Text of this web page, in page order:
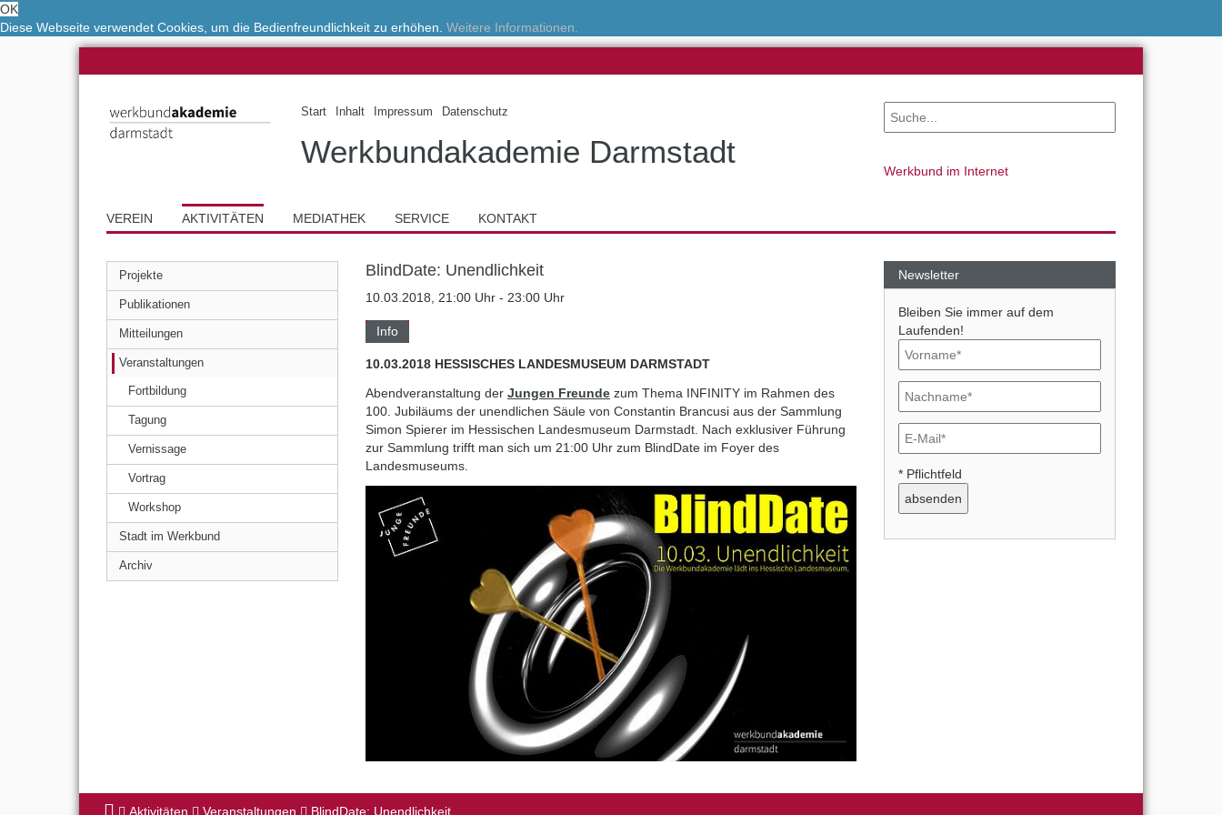
OK
Diese Webseite verwendet Cookies, um die Bedienfreundlichkeit zu erhöhen. Weitere Informationen.
Start Inhalt Impressum Datenschutz
Werkbundakademie Darmstadt
Werkbund im Internet
VEREIN AKTIVITÄTEN MEDIATHEK SERVICE KONTAKT
Projekte
Publikationen
Mitteilungen
Veranstaltungen
Fortbildung
Tagung
Vernissage
Vortrag
Workshop
Stadt im Werkbund
Archiv
BlindDate: Unendlichkeit
10.03.2018, 21:00 Uhr - 23:00 Uhr
Info
10.03.2018 HESSISCHES LANDESMUSEUM DARMSTADT
Abendveranstaltung der Jungen Freunde zum Thema INFINITY im Rahmen des
100. Jubiläums der unendlichen Säule von Constantin Brancusi aus der Sammlung
Simon Spierer im Hessischen Landesmuseum Darmstadt. Nach exklusiver Führung
zur Sammlung trifft man sich um 21:00 Uhr zum BlindDate im Foyer des
Landesmuseums.
Newsletter
Bleiben Sie immer auf dem
Laufenden!
* Pflichtfeld
Aktivitäten Veranstaltungen BlindDate: Unendlichkeit